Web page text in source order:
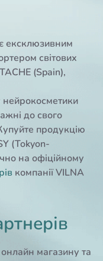
ексклюзивним
світових
(Spain),
нейрокосметики
до свого
продукцію
(Tokyon-
на офіційному
компанії VILNA
магазину та